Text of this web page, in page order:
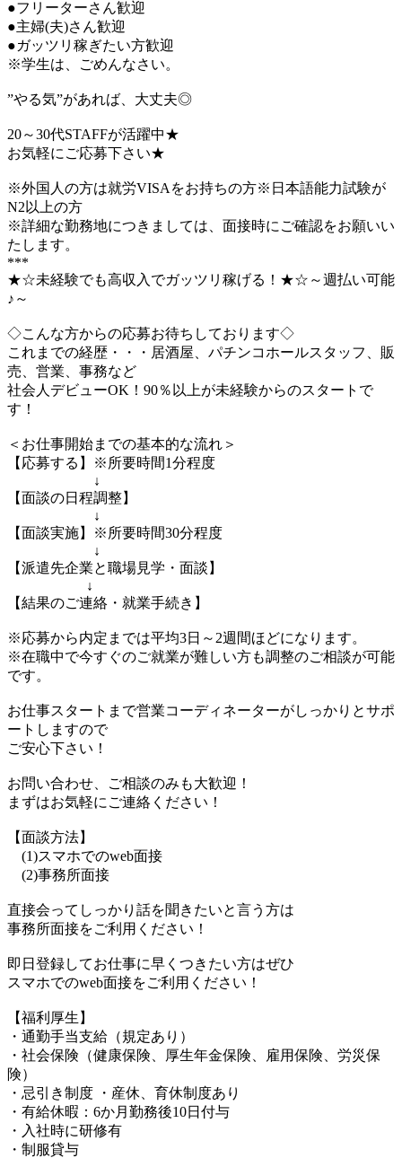
●フリーターさん歓迎
●主婦(夫)さん歓迎
●ガッツリ稼ぎたい方歓迎
※学生は、ごめんなさい。
”やる気”があれば、大丈夫◎
20～30代STAFFが活躍中★
お気軽にご応募下さい★
※外国人の方は就労VISAをお持ちの方※日本語能力試験が
N2以上の方
※詳細な勤務地につきましては、面接時にご確認をお願いい
たします。
***
★☆未経験でも高収入でガッツリ稼げる！★☆～週払い可能
♪～
◇こんな方からの応募お待ちしております◇
これまでの経歴・・・居酒屋、パチンコホールスタッフ、販
売、営業、事務など
社会人デビューOK！90％以上が未経験からのスタートで
す！
＜お仕事開始までの基本的な流れ＞
【応募する】※所要時間1分程度
↓
【面談の日程調整】
↓
【面談実施】※所要時間30分程度
↓
【派遣先企業と職場見学・面談】
↓
【結果のご連絡・就業手続き】
※応募から内定までは平均3日～2週間ほどになります。
※在職中で今すぐのご就業が難しい方も調整のご相談が可能
です。
お仕事スタートまで営業コーディネーターがしっかりとサポ
ートしますので
ご安心下さい！
お問い合わせ、ご相談のみも大歓迎！
まずはお気軽にご連絡ください！
【面談方法】
(1)スマホでのweb面接
(2)事務所面接
直接会ってしっかり話を聞きたいと言う方は
事務所面接をご利用ください！
即日登録してお仕事に早くつきたい方はぜひ
スマホでのweb面接をご利用ください！
【福利厚生】
・通勤手当支給（規定あり）
・社会保険（健康保険、厚生年金保険、雇用保険、労災保
険）
・忌引き制度 ・産休、育休制度あり
・有給休暇：6か月勤務後10日付与
・入社時に研修有
・制服貸与